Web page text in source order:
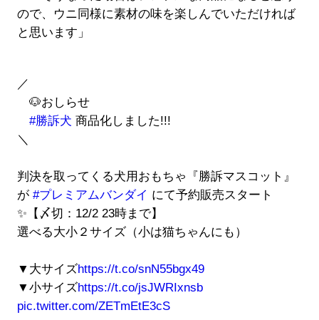
ので、ウニ同様に素材の味を楽しんでいただければ
と思います」
／
🐶おしらせ
#勝訴犬 商品化しました!!!
＼
判決を取ってくる犬用おもちゃ『勝訴マスコット』
が #プレミアムバンダイ にて予約販売スタート
✨【〆切：12/2 23時まで】
選べる大小２サイズ（小は猫ちゃんにも）
▼大サイズhttps://t.co/snN55bgx49
▼小サイズhttps://t.co/jsJWRIxnsb
pic.twitter.com/ZETmEtE3cS